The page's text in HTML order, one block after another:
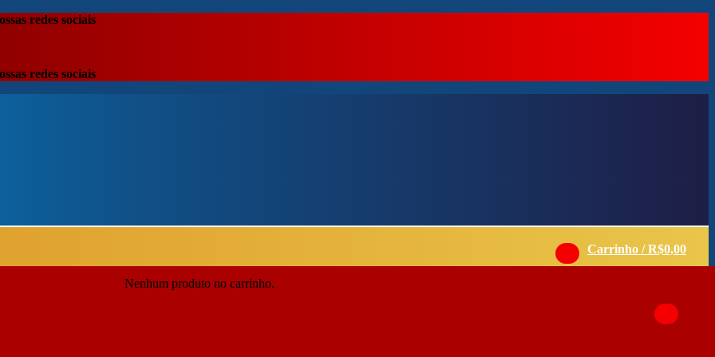
redes sociais
redes sociais
Carrinho /R$0,00
Nenhum produto no carrinho.